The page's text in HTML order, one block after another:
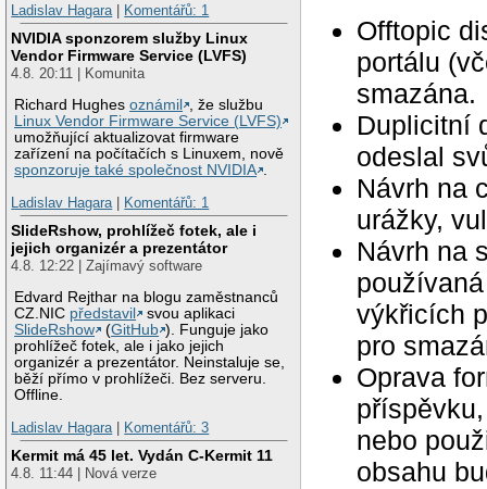
Ladislav Hagara
Komentářů: 1
NVIDIA sponzorem služby Linux
Vendor Firmware Service (LVFS)
4.8. 20:11 | Komunita
Richard Hughesoznámil
, že službu
Linux Vendor Firmware Service (LVFS)
umožňující aktualizovat firmware
zařízení na počítačích s Linuxem, nově
sponzoruje také společnost NVIDIA .
Ladislav Hagara | Komentářů: 1
SlideRshow, prohlížeč fotek, ale i
jejich organizér a prezentátor
4.8. 12:22 | Zajímavý software
Edvard Rejthar na blogu zaměstnanců
CZ.NIC představil
svou aplikaci
SlideRshow
(GitHub ). Funguje jako
prohlížeč fotek, ale i jako jejich
organizér a prezentátor. Neinstaluje se,
běží přímo v prohlížeči. Bez serveru.
Offline.
Ladislav Hagara | Komentářů: 3
Kermit má 45 let. Vydán C-Kermit 11
4.8. 11:44 | Nová verze
Offtopic
portálu
smazána.
Duplicitní
odeslal
Návrh na
urážky,
Návrh na
výkřicích
pro
Oprava
nebo
obsahu